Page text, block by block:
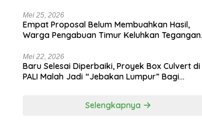
Mei 25, 2026
Empat Proposal Belum Membuahkan Hasil,
Warga Pengabuan Timur Keluhkan Tegangan
Mei 22, 2026
Baru Selesai Diperbaiki, Proyek Box Culvert di
PALI Malah Jadi “Jebakan Lumpur” Bagi
Selengkapnya